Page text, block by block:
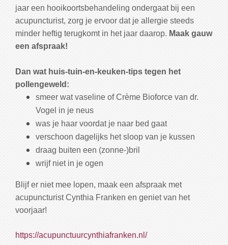
jaar een hooikoortsbehandeling ondergaat bij een
acupuncturist, zorg je ervoor dat je allergie steeds
minder heftig terugkomt in het jaar daarop. Maak gauw
een afspraak!
Dan wat huis-tuin-en-keuken-tips tegen het
pollengeweld:
smeer wat vaseline of Crème Bioforce van dr.
Vogel in je neus
was je haar voordat je naar bed gaat
verschoon dagelijks het sloop van je kussen
draag buiten een (zonne-)bril
wrijf niet in je ogen
Blijf er niet mee lopen, maak een afspraak met
acupuncturist Cynthia Franken en geniet van het
voorjaar!
https://acupunctuurcynthiafranken.nl/